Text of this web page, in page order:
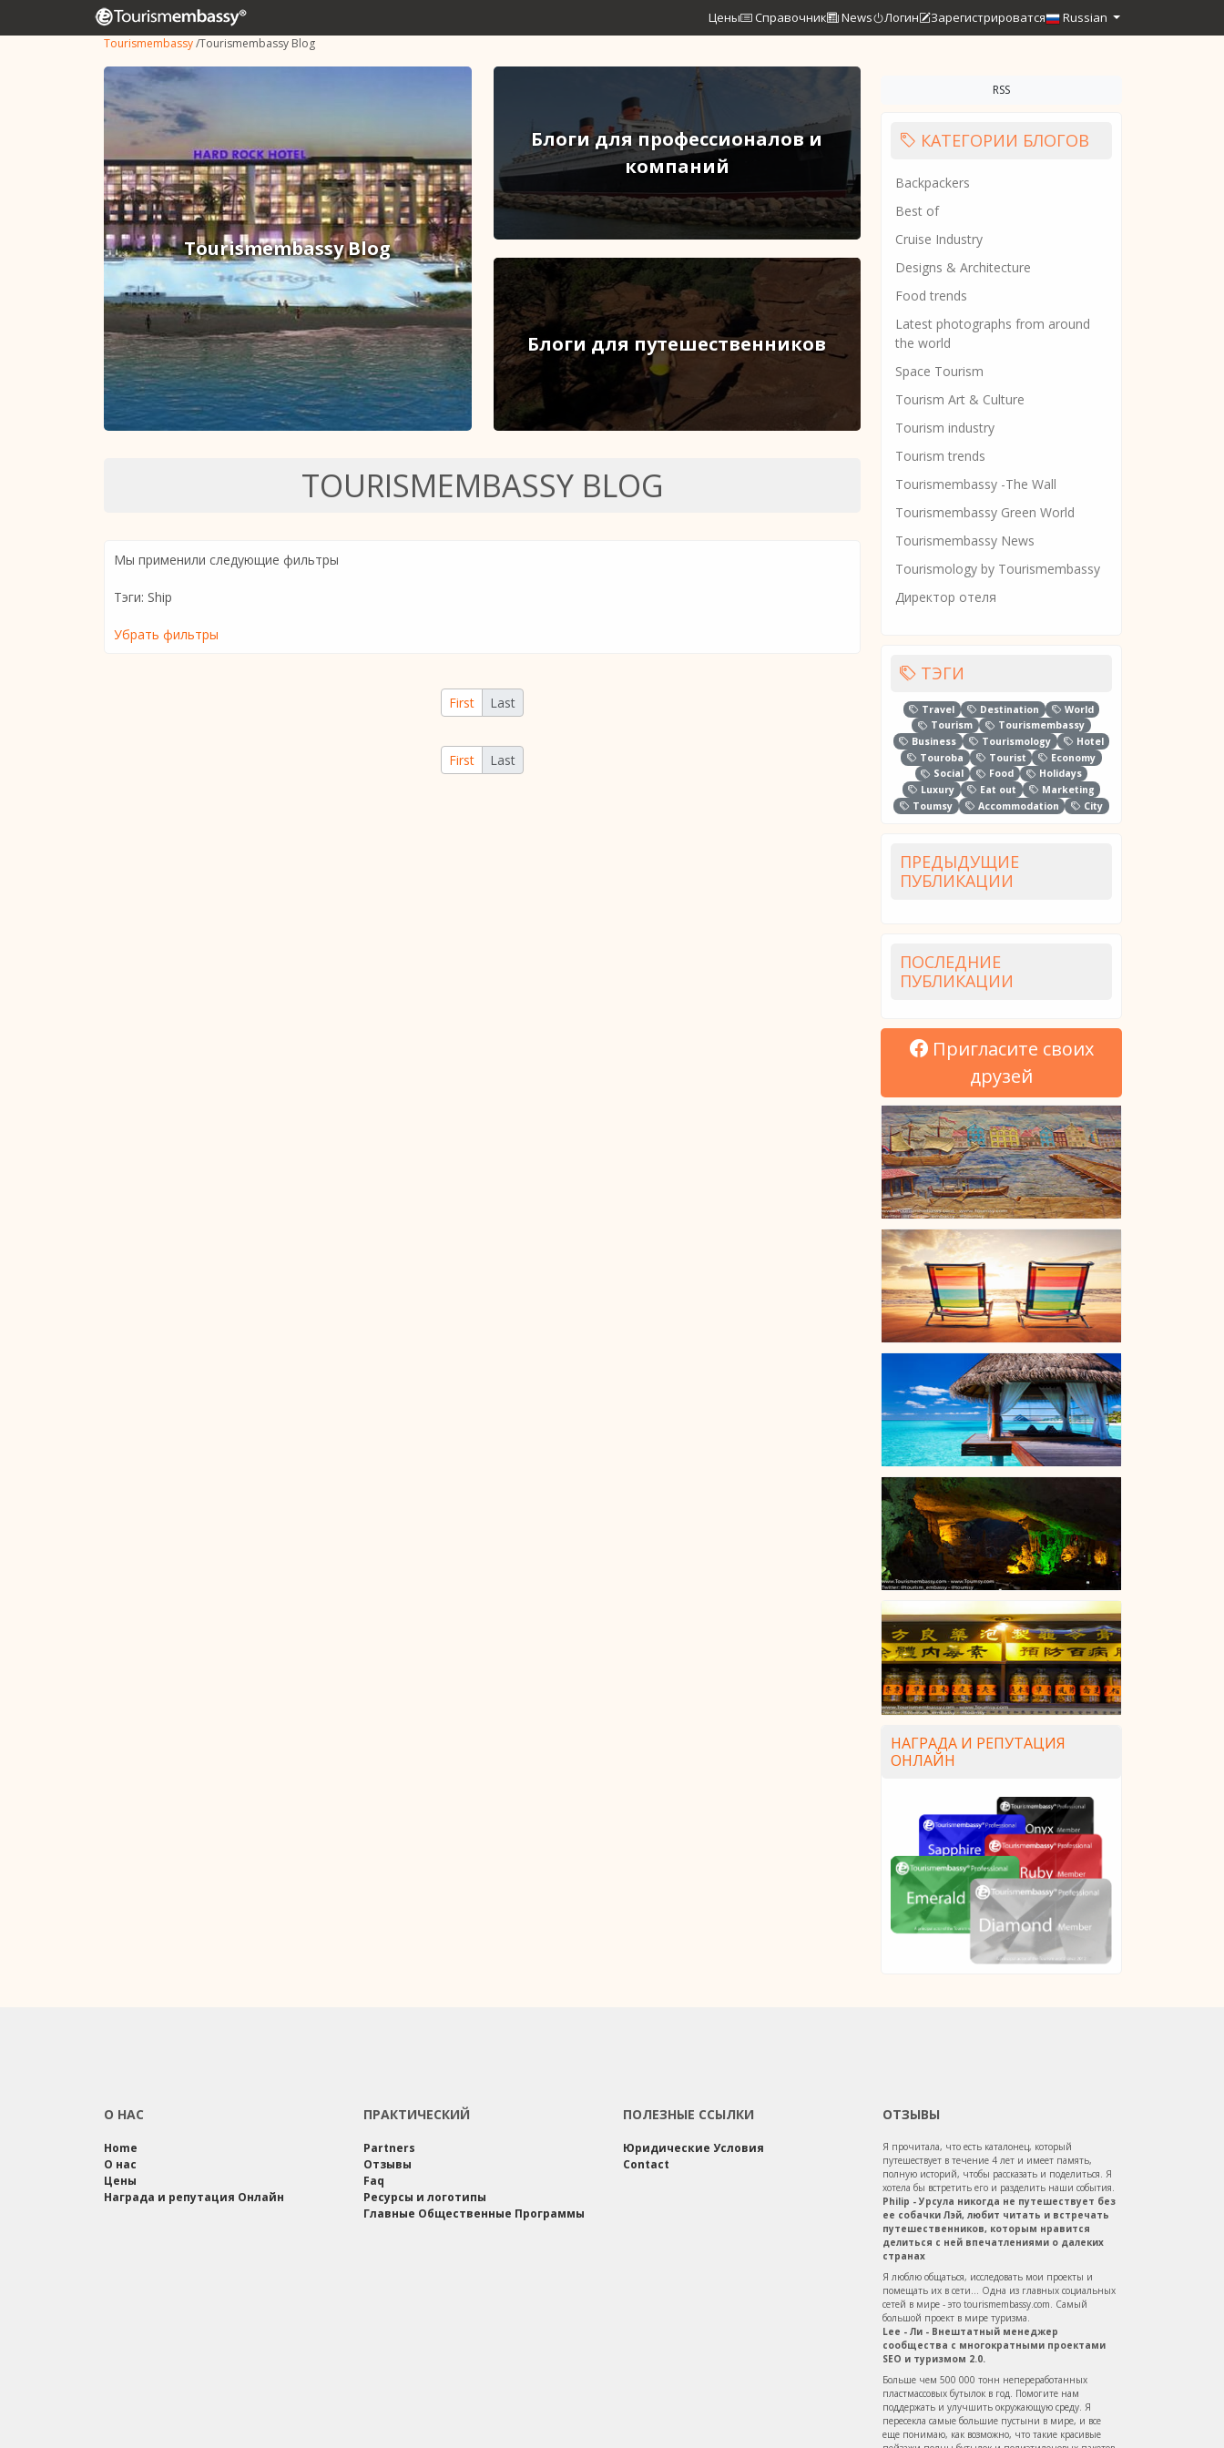
Цены Справочник News Логин Зарегистрироватся Russian
Tourismembassy/Tourismembassy Blog
Tourismembassy Blog
Блоги для профессионалов и
компаний
Блоги для путешественников
TOURISMEMBASSY BLOG
Мы применили следующие фильтры
Тэги: Ship
Убрать фильтры
First Last
First Last
RSS
КАТЕГОРИИ БЛОГОВ
Backpackers
Best of
Cruise Industry
Designs & Architecture
Food trends
Latest photographs from around
the world
Space Tourism
Tourism Art & Culture
Tourism industry
Tourism trends
Tourismembassy -The Wall
Tourismembassy Green World
Tourismembassy News
Tourismology by Tourismembassy
Директор отеля
ТЭГИ
Travel Destination
World
Tourism
Tourismembassy
Business
Tourismology
Hotel
Touroba
Tourist
Economy
Social
Food
Holidays
Luxury
Eat out
Marketing
Toumsy
Accommodation City
ПРЕДЫДУЩИЕ
ПУБЛИКАЦИИ
ПОСЛЕДНИЕ
ПУБЛИКАЦИИ
Пригласите своих
друзей
НАГРАДА И РЕПУТАЦИЯ
ОНЛАЙН
О НАС
Home
О нас
Цены
Награда и репутация Онлайн
ПРАКТИЧЕСКИЙ
Partners
Отзывы
Faq
Ресурсы и логотипы
Главные Общественные Программы
ПОЛЕЗНЫЕ ССЫЛКИ
Юридические Условия
Contact
ОТЗЫВЫ
Я прочитала, что есть каталонец, который
путешествует в течение 4 лет и имеет память,
полную историй, чтобы рассказать и поделиться. Я
хотела бы встретить его и разделить наши события.
Philip - Урсула никогда не путешествует без
ее собачки Лэй, любит читать и встречать
путешественников, которым нравится
делиться с ней впечатлениями о далеких
странах
Я люблю общаться, исследовать мои проекты и
помещать их в сети... Одна из главных социальных
сетей в мире - это tourismembassy.com. Самый
большой проект в мире туризма.
Lee - Ли - Внештатный менеджер
сообщества с многократными проектами
SEO и туризмом 2.0.
Больше чем 500 000 тонн непереработанных
пластмассовых бутылок в год. Помогите нам
поддержать и улучшить окружающую среду. Я
пересекла самые большие пустыни в мире, и все
еще понимаю, как возможно, что такие красивые